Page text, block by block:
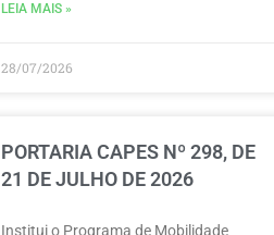
LEIA MAIS »
28/07/2026
PORTARIA CAPES Nº 298, DE
21 DE JULHO DE 2026
Institui o Programa de Mobilidade